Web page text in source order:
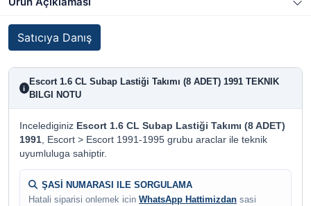
Satıcıya Danış
i
Escort 1.6 CL Subap Lastiği Takımı (8 ADET) 1991 TEKNIK
BILGI NOTU
Incelediginiz Escort 1.6 CL Subap Lastiği Takımı (8 ADET)
1991, Escort > Escort 1991-1995 grubu araclar ile teknik
uyumluluga sahiptir.
ŞASİ NUMARASI ILE SORGULAMA
Hatali siparisi onlemek icin WhatsApp Hattimizdan sasi